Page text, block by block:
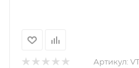
Артикул: